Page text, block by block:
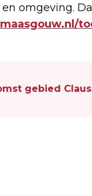
omgeving.
gebied